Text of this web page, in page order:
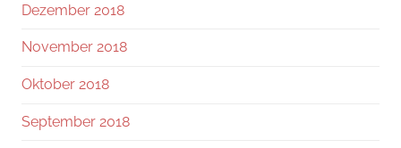
Dezember 2018
November 2018
Oktober 2018
September 2018